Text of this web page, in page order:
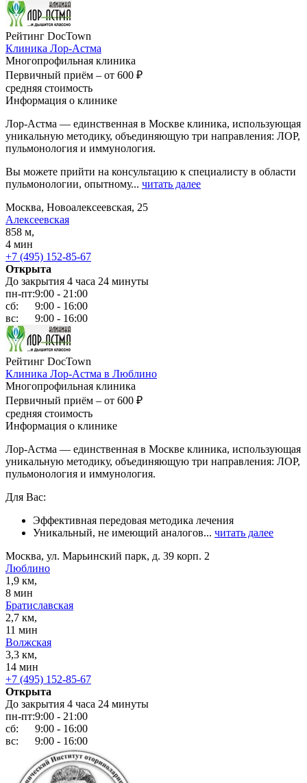
Рейтинг DocTown
Клиника Лор-Астма
Многопрофильная клиника
Первичный приём – от 600 ₽
средняя стоимость
Информация о клинике
Лор-Астма — единственная в Москве клиника, использующая
уникальную методику, объединяющую три направления: ЛОР,
пульмонология и иммунология.
Вы можете прийти на консультацию к специалисту в области
пульмонологии, опытному... читать далее
Москва, Новоалексеевская, 25
Алексеевская
858 м,
4 мин
+7 (495) 152-85-67
Открыта
До закрытия 4 часа 24 минуты
пн-пт:9:00 - 21:00
сб:
9:00 - 16:00
вс:
9:00 - 16:00
Рейтинг DocTown
Клиника Лор-Астма в Люблино
Многопрофильная клиника
Первичный приём – от 600 ₽
средняя стоимость
Информация о клинике
Лор-Астма — единственная в Москве клиника, использующая
уникальную методику, объединяющую три направления: ЛОР,
пульмонология и иммунология.
Для Вас:
Эффективная передовая методика лечения
Уникальный, не имеющий аналогов... читать далее
Москва, ул. Марьинский парк, д. 39 корп. 2
Люблино
1,9 км,
8 мин
Братиславская
2,7 км,
11 мин
Волжская
3,3 км,
14 мин
+7 (495) 152-85-67
Открыта
До закрытия 4 часа 24 минуты
пн-пт:9:00 - 21:00
сб:
9:00 - 16:00
вс:
9:00 - 16:00